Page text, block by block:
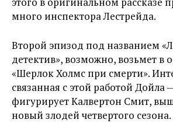
много инспектора Лестрейда.
Второй эпизод под названием
детектив», возможно, возьмет в
«Шерлок Холмс при смерти».
связанная с этой работой Дойла
фигурирует Калвертон Смит,
новый злодей четвертого сезона.